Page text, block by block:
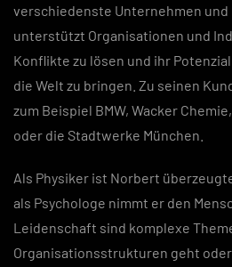
verschiedenste Unternehmen und
unterstützt Organisationen und
Konflikte zu lösen und ihr
die Welt zu bringen. Zu seinen
zum Beispiel BMW, Wacker
oder die Stadtwerke München.
Als Physiker ist Norbert
als Psychologe nimmt er den
Leidenschaft sind komplexe
Organisationsstrukturen geht